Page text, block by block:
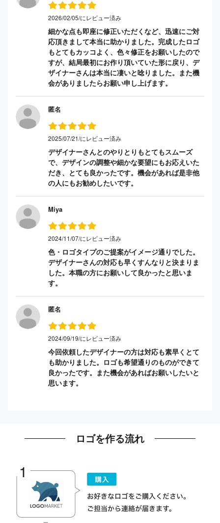
2026/02/05/にレビュー済み
細かな点も即座に修正いただくなど、迅速にご対
応頂きまして本当に助かりました。完成したロゴ
もとてもカッコよく、色々修正をお願いしたので
すが、結局最初にお作り頂いていた形に戻り、デ
ザイナーさんは本当に凄いと唸りました。また機
会がありましたらお願い申し上げます。
匿名
2025/07/21/にレビュー済み
デザイナーさんとのやりとりもとてもスムーズ
で、デザインの調整や細かな要望にもお応えいた
だき、とても良かったです。機会があれば是非他
の人にもお勧めしたいです。
Miya
2024/11/07/にレビュー済み
色・ロゴタイプのご提案がイメージ通りでした。
デザイナーさんの対応も早くすんなりと決まりま
した。本職の方にお願いして良かったと思いま
す。
匿名
2024/09/19/にレビュー済み
今回依頼したデザイナーの方は対応も素早くとて
も助かりました。ロゴも希望通りのものができて
良かったです。また機会があればお願いしたいと
思います。
ロゴを作る流れ